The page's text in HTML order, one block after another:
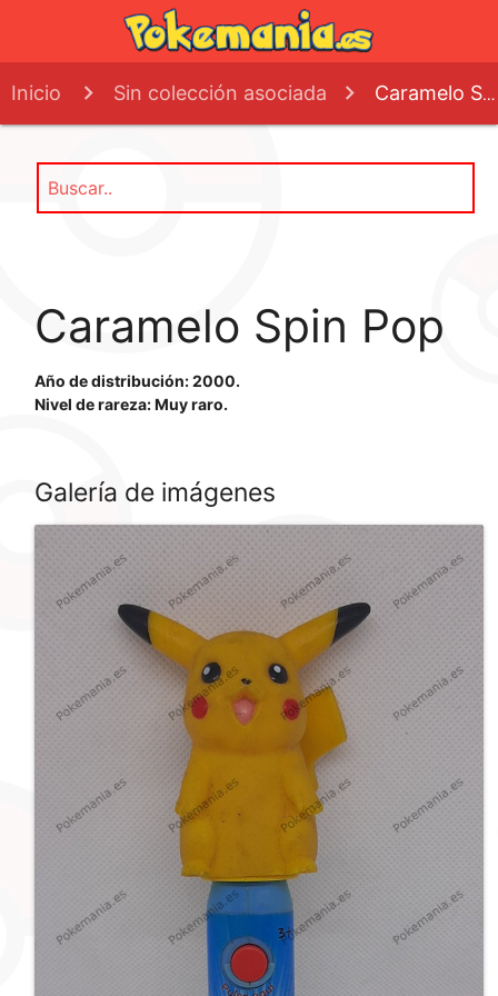
Inicio Sin colección asociada Caramelo Spin Pop
Caramelo Spin Pop
Año de distribución: 2000.
Nivel de rareza: Muy raro.
Galería de imágenes